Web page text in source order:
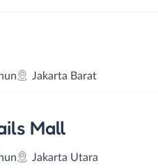
Jakarta Barat
Mall
Jakarta Utara